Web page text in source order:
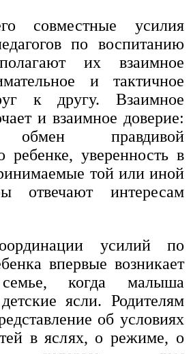
совместные усилия
по воспитанию
их взаимное
и тактичное
к другу. Взаимное
и взаимное доверие:
обмен правдивой
уверенность в
той или иной
отвечают интересам
усилий по
впервые возникает
когда малыша
ясли. Родителям
об условиях
в яслях, о режиме, о